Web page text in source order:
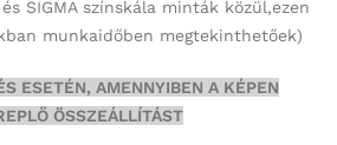
SIGMA színskála minták közül,ezen
munkaidőben megtekinthetőek)
ESETÉN, AMENNYIBEN A KÉPEN
ÖSSZEÁLLÍTÁST